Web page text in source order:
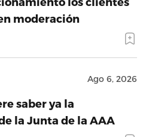
moderación
Ago 6, 2026
saber ya la
la Junta de la AAA